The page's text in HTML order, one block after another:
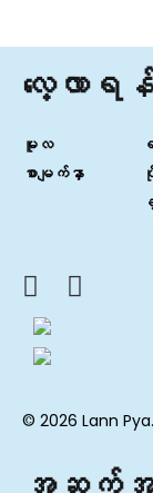
လေ့လာရ
မူလ
စာမျက်နှာ
© 2026 Lann Pya.